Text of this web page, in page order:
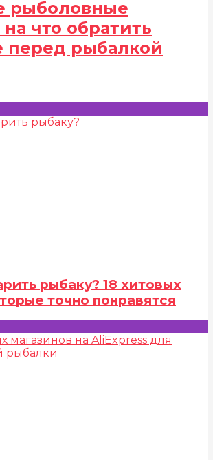
рыболовные
что обратить
перед рыбалкой
рыбаку? 18 хитовых
точно понравятся